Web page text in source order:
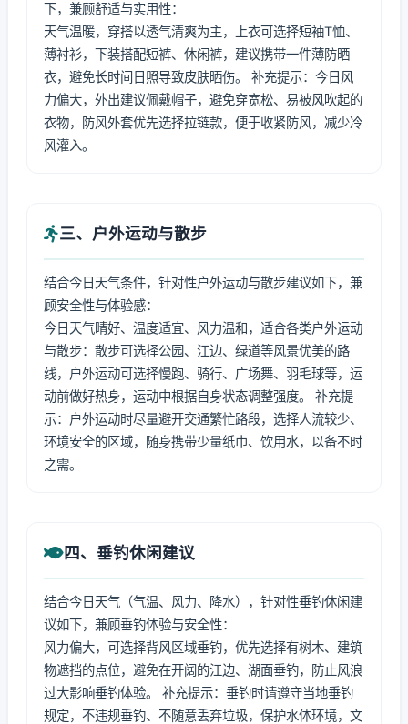
下，兼顾舒适与实用性：
天气温暖，穿搭以透气清爽为主，上衣可选择短袖T恤、
薄衬衫，下装搭配短裤、休闲裤，建议携带一件薄防晒
衣，避免长时间日照导致皮肤晒伤。 补充提示：今日风
力偏大，外出建议佩戴帽子，避免穿宽松、易被风吹起的
衣物，防风外套优先选择拉链款，便于收紧防风，减少冷
风灌入。
三、户外运动与散步
结合今日天气条件，针对性户外运动与散步建议如下，兼
顾安全性与体验感：
今日天气晴好、温度适宜、风力温和，适合各类户外运动
与散步：散步可选择公园、江边、绿道等风景优美的路
线，户外运动可选择慢跑、骑行、广场舞、羽毛球等，运
动前做好热身，运动中根据自身状态调整强度。 补充提
示：户外运动时尽量避开交通繁忙路段，选择人流较少、
环境安全的区域，随身携带少量纸巾、饮用水，以备不时
之需。
四、垂钓休闲建议
结合今日天气（气温、风力、降水），针对性垂钓休闲建
议如下，兼顾垂钓体验与安全性：
风力偏大，可选择背风区域垂钓，优先选择有树木、建筑
物遮挡的点位，避免在开阔的江边、湖面垂钓，防止风浪
过大影响垂钓体验。 补充提示：垂钓时请遵守当地垂钓
规定，不违规垂钓、不随意丢弃垃圾，保护水体环境，文